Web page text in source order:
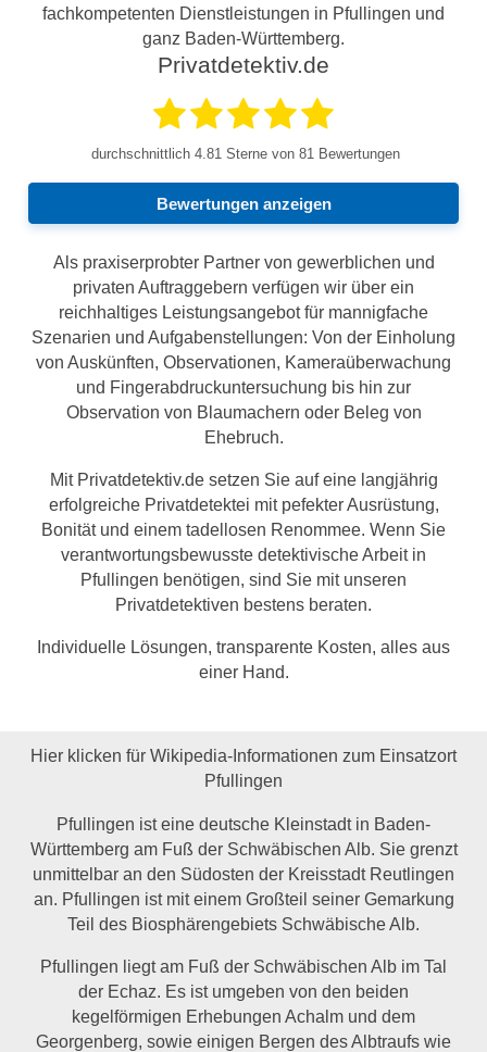
fachkompetenten Dienstleistungen in Pfullingen und
ganz Baden-Württemberg.
Privatdetektiv.de
durchschnittlich 4.81 Sterne von 81 Bewertungen
Bewertungen anzeigen
Als praxiserprobter Partner von gewerblichen und
privaten Auftraggebern verfügen wir über ein
reichhaltiges Leistungsangebot für mannigfache
Szenarien und Aufgabenstellungen: Von der Einholung
von Auskünften, Observationen, Kameraüberwachung
und Fingerabdruckuntersuchung bis hin zur
Observation von Blaumachern oder Beleg von
Ehebruch.
Mit Privatdetektiv.de setzen Sie auf eine langjährig
erfolgreiche Privatdetektei mit pefekter Ausrüstung,
Bonität und einem tadellosen Renommee. Wenn Sie
verantwortungsbewusste detektivische Arbeit in
Pfullingen benötigen, sind Sie mit unseren
Privatdetektiven bestens beraten.
Individuelle Lösungen, transparente Kosten, alles aus
einer Hand.
Hier klicken für Wikipedia-Informationen zum Einsatzort
Pfullingen
Pfullingen ist eine deutsche Kleinstadt in Baden-
Württemberg am Fuß der Schwäbischen Alb. Sie grenzt
unmittelbar an den Südosten der Kreisstadt Reutlingen
an. Pfullingen ist mit einem Großteil seiner Gemarkung
Teil des Biosphärengebiets Schwäbische Alb.
Pfullingen liegt am Fuß der Schwäbischen Alb im Tal
der Echaz. Es ist umgeben von den beiden
kegelförmigen Erhebungen Achalm und dem
Georgenberg, sowie einigen Bergen des Albtraufs wie